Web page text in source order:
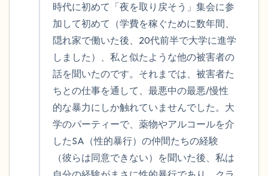
時代に初めて「夜を取り戻そう」集会に参
加して初めて（学費を稼ぐために数年間、
隠れ家で働いた後、20代前半で大学に進学
しました）、私と似たような他の被害者の
話を聞いたのです。それまでは、被害者た
ちとの仕事を通して、最悪中の最悪/慢性
的な暴力にしか触れていませんでした。大
学のパーティーで、薬物やアルコールを介
したSA（性的暴行）の仲間たちの経験
（彼らは同意できない）を聞いた後、私は